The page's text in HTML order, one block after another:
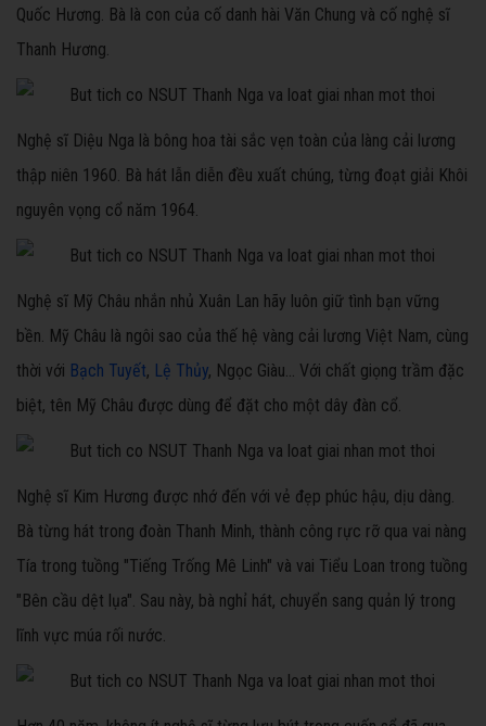
Quốc Hương. Bà là con của cố danh hài Văn Chung và cố nghệ sĩ
Thanh Hương.
Nghệ sĩ Diệu Nga là bông hoa tài sắc vẹn toàn của làng cải lương
thập niên 1960. Bà hát lẫn diễn đều xuất chúng, từng đoạt giải Khôi
nguyên vọng cổ năm 1964.
Nghệ sĩ Mỹ Châu nhắn nhủ Xuân Lan hãy luôn giữ tình bạn vững
bền. Mỹ Châu là ngôi sao của thế hệ vàng cải lương Việt Nam, cùng
thời với Bạch Tuyết, Lệ Thủy, Ngọc Giàu... Với chất giọng trầm đặc
biệt, tên Mỹ Châu được dùng để đặt cho một dây đàn cổ.
Nghệ sĩ Kim Hương được nhớ đến với vẻ đẹp phúc hậu, dịu dàng.
Bà từng hát trong đoàn Thanh Minh, thành công rực rỡ qua vai nàng
Tía trong tuồng "Tiếng Trống Mê Linh" và vai Tiểu Loan trong tuồng
"Bên cầu dệt lụa". Sau này, bà nghỉ hát, chuyển sang quản lý trong
lĩnh vực múa rối nước.